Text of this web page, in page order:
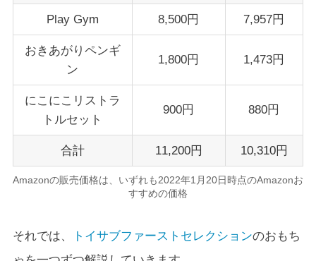
Play Gym 8,500円 7,957円
おきあがりペンギ
ン
1,800円 1,473円
にこにこリストラ
トルセット
900円 880円
合計 11,200円 10,310円
Amazonの販売価格は、いずれも2022年1月20日時点のAmazonお
すすめの価格
それでは、 トイサブファーストセレクションのおもち